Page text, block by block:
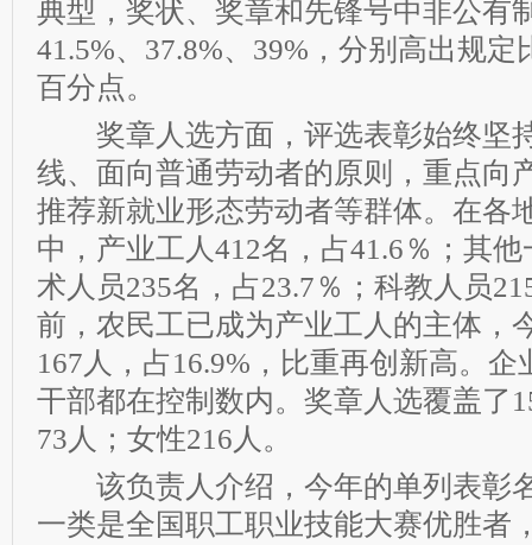
典型，奖状、奖章和先锋号中非公有
41.5%、37.8%、39%，分别高出规定
百分点。
奖章人选方面，评选表彰始终坚
线、面向普通劳动者的原则，重点向
推荐新就业形态劳动者等群体。在各
中，产业工人412名，占41.6％；其
术人员235名，占23.7％；科教人员
前，农民工已成为产业工人的主体，
167人，占16.9%，比重再创新高。
干部都在控制数内。奖章人选覆盖了
73人；女性216人。
该负责人介绍，今年的单列表彰
一类是全国职工职业技能大赛优胜者